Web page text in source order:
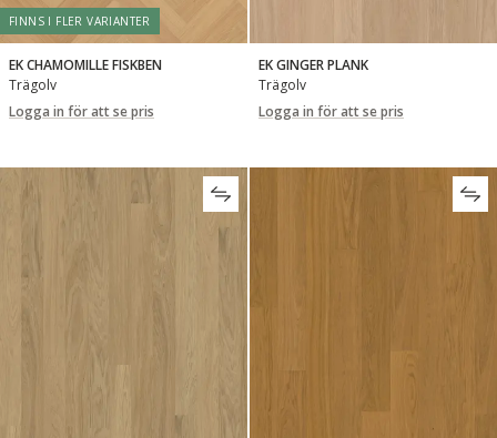
FINNS I FLER VARIANTER
EK CHAMOMILLE FISKBEN
Trägolv
Logga in för att se pris
EK GINGER PLANK
Trägolv
Logga in för att se pris